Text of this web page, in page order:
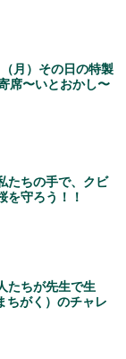
月）その日の特製
席〜いとおかし〜
たちの手で、クビ
を守ろう！！
たちが先生で生
がく）のチャレ